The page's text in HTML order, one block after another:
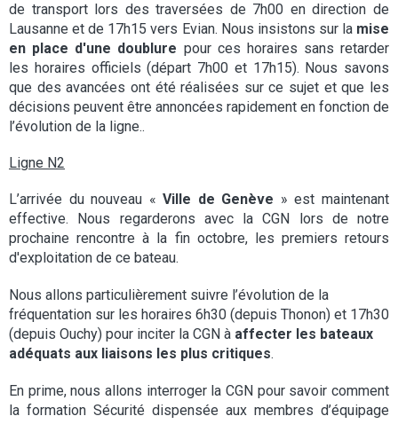
de transport lors des traversées de 7h00 en direction de
Lausanne et de 17h15 vers Evian. Nous insistons sur la mise
en place d'une doublure pour ces horaires sans retarder
les horaires officiels (départ 7h00 et 17h15). Nous savons
que des avancées ont été réalisées sur ce sujet et que les
décisions peuvent être annoncées rapidement en fonction de
l’évolution de la ligne..
Ligne N2
L’arrivée du nouveau «Ville de Genève » est maintenant
effective. Nous regarderons avec la CGN lors de notre
prochaine rencontre à la fin octobre, les premiers retours
d'exploitation de ce bateau.
Nous allons particulièrement suivre l’évolution de la
fréquentation sur les horaires 6h30 (depuis Thonon) et 17h30
(depuis Ouchy) pour inciter la CGN à affecter les bateaux
adéquats aux liaisons les plus critiques.
En prime, nous allons interroger la CGN pour savoir comment
la formation Sécurité dispensée aux membres d’équipage